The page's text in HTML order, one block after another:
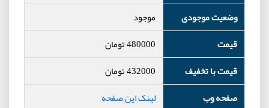
وضعیت موجودی
موجود
قیمت
480000تومان
قیمت با تخفیف
432000تومان
صفحه وب
لینک این صفحه